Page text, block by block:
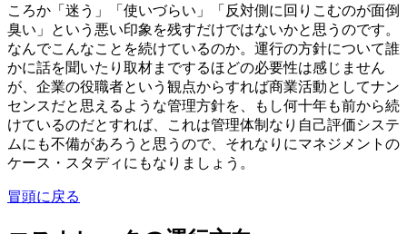
ころか「迷う」「使いづらい」「反対側に回りこむのが面倒
臭い」という悪い印象を残すだけではないかと思うのです。
なんでこんなことを続けているのか。運行の方針について誰
かに話を聞いたり取材までするほどの必要性は感じません
が、企業の役職者という観点からすれば商業活動としてナン
センスだと思えるような管理方針を、もし何十年も前から続
けているのだとすれば、これは管理体制なり自己評価システ
ムにも不備があろうと思うので、それなりにマネジメントの
ケース・スタディにもなりましょう。
冒頭に戻る